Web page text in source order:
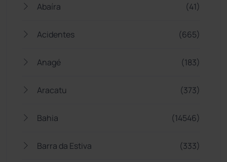
Abaíra (41)
Acidentes (665)
Anagé (183)
Aracatu (373)
Bahia (14546)
Barra da Estiva (333)